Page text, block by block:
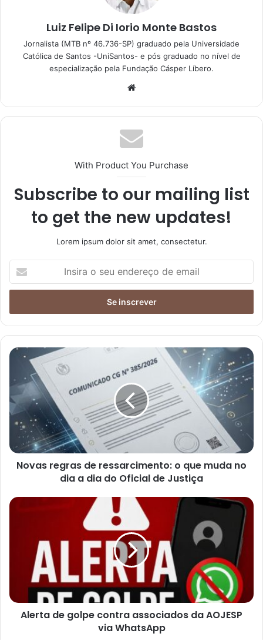
Luiz Felipe Di Iorio Monte Bastos
Jornalista (MTB nº 46.736-SP) graduado pela Universidade
Católica de Santos -UniSantos- e pós graduado no nível de
especialização pela Fundação Cásper Líbero.
With Product You Purchase
Subscribe to our mailing list
to get the new updates!
Lorem ipsum dolor sit amet, consectetur.
Novas regras de ressarcimento: o que muda no
dia a dia do Oficial de Justiça
Alerta de golpe contra associados da AOJESP
via WhatsApp